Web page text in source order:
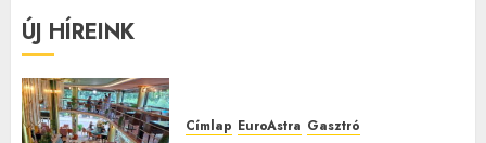
ÚJ HÍREINK
Címlap EuroAstra Gasztró